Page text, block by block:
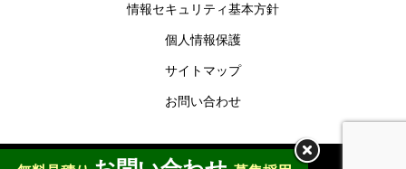
情報セキュリティ基本方針
個人情報保護
サイトマップ
お問い合わせ
Maruichi© 2020